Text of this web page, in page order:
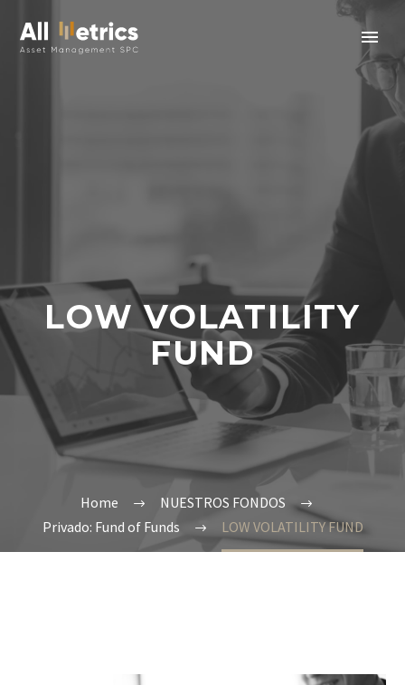
LOW VOLATILITY
FUND
Home
NUESTROS FONDOS
Privado: Fund of Funds
LOW VOLATILITY FUND